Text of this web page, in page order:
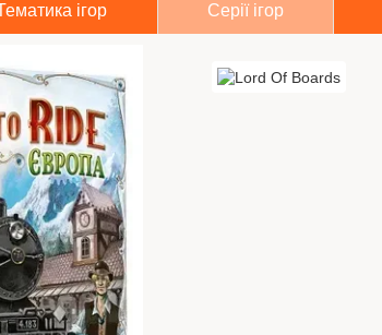
ігор Серії ігор